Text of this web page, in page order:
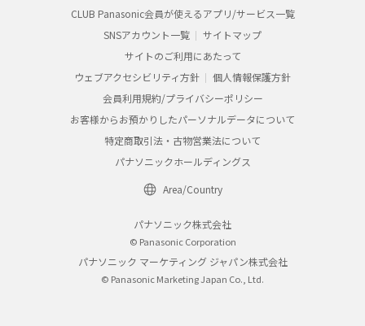
CLUB Panasonic会員が使えるアプリ/サービス一覧
SNSアカウント一覧
サイトマップ
サイトのご利用にあたって
ウェブアクセシビリティ方針
個人情報保護方針
会員利用規約/プライバシーポリシー
お客様からお預かりしたパーソナルデータについて
特定商取引法・古物営業法について
パナソニックホールディングス
Area/Country
パナソニック株式会社
© Panasonic Corporation
パナソニック マーケティング ジャパン株式会社
© Panasonic Marketing Japan Co., Ltd.